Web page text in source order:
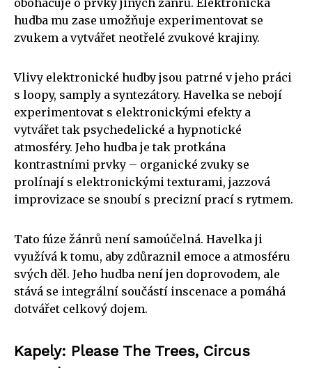
obohacuje o prvky jiných žánrů. Elektronická
hudba mu zase umožňuje experimentovat se
zvukem a vytvářet neotřelé zvukové krajiny.
Vlivy elektronické hudby jsou patrné v jeho práci
s loopy, samply a syntezátory. Havelka se nebojí
experimentovat s elektronickými efekty a
vytvářet tak psychedelické a hypnotické
atmosféry. Jeho hudba je tak protkána
kontrastními prvky – organické zvuky se
prolínají s elektronickými texturami, jazzová
improvizace se snoubí s precizní prací s rytmem.
Tato fúze žánrů není samoúčelná. Havelka ji
využívá k tomu, aby zdůraznil emoce a atmosféru
svých děl. Jeho hudba není jen doprovodem, ale
stává se integrální součástí inscenace a pomáhá
dotvářet celkový dojem.
Kapely: Please The Trees, Circus